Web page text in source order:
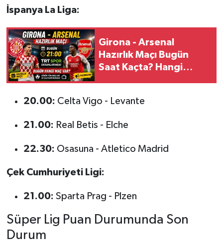
İspanya La Liga:
Girona - Arsenal
Hazırlık Maçı Bugün
Saat Kaçta? Hangi
20.00: Celta Vigo - Levante
21.00: Real Betis - Elche
22.30: Osasuna - Atletico Madrid
Çek Cumhuriyeti Ligi:
21.00: Sparta Prag - Plzen
Süper Lig Puan Durumunda Son
Durum